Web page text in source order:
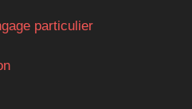
particulier